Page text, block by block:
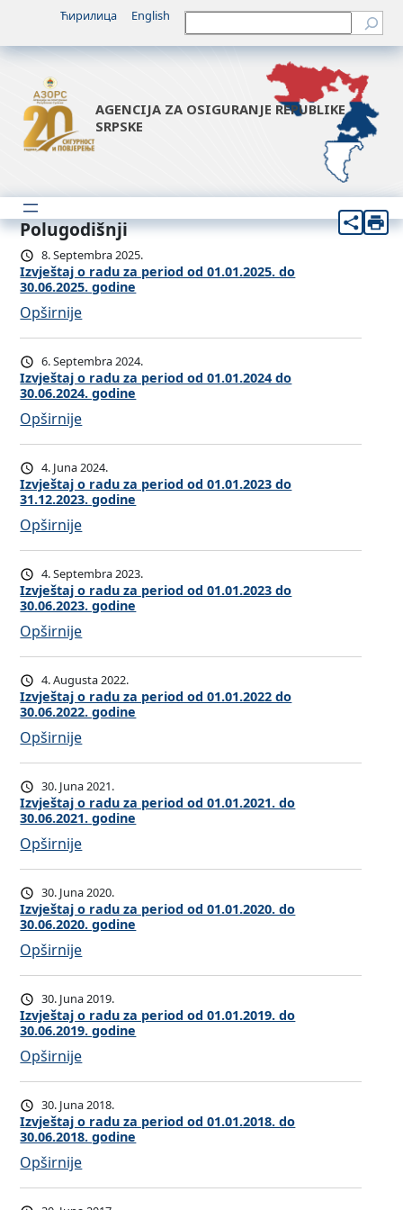
Ћирилица English Претрага
AGENCIJA ZA OSIGURANJE REPUBLIKE
SRPSKE
Polugodišnji
8. Septembra 2025.
Izvještaj o radu za period od 01.01.2025. do
30.06.2025. godine
Opširnije:
I
z
v
j
e
š
t
a
j
o
r
a
d
u
z
a
p
e
r
i
o
d
o
d
0
1
.
0
.
2
0
2
.
o
3
.
6. Septembra 2024.
Izvještaj o radu za period od 01.01.2024 do
30.06.2024. godine
Opširnije:
I
z
v
j
e
š
t
a
j
o
r
a
d
u
z
a
p
e
r
i
o
d
o
d
0
1
.
0
.
2
0
2
d
4. Juna 2024.
Izvještaj o radu za period od 01.01.2023 do
31.12.2023. godine
Opširnije:
I
z
v
j
e
š
t
a
j
o
r
a
d
u
z
a
p
e
r
i
o
d
o
d
0
1
.
0
.
2
4. Septembra 2023.
Izvještaj o radu za period od 01.01.2023 do
30.06.2023. godine
Opširnije:
I
z
v
j
e
š
t
a
j
o
r
a
d
u
z
a
p
e
r
i
o
d
o
d
0
1
4. Augusta 2022.
Izvještaj o radu za period od 01.01.2022 do
30.06.2022. godine
Opširnije:
I
z
v
j
e
š
t
a
j
o
r
a
d
u
z
a
p
e
r
i
o
30. Juna 2021.
Izvještaj o radu za period od 01.01.2021. do
30.06.2021. godine
Opširnije:
I
z
v
j
e
š
t
a
j
o
r
a
d
u
z
a
30. Juna 2020.
Izvještaj o radu za period od 01.01.2020. do
30.06.2020. godine
Opširnije:
I
z
v
j
e
š
t
a
j
o
r
30. Juna 2019.
Izvještaj o radu za period od 01.01.2019. do
30.06.2019. godine
Opširnije:
I
z
v
j
e
š
30. Juna 2018.
Izvještaj o radu za period od 01.01.2018. do
30.06.2018. godine
Opširnije:
I
z